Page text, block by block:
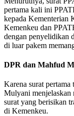
pertama kali ini
kepada Kementerian
Kemenkeu dan
dengan penyelidikan
di luar pakem
DPR dan Mahfud
Karena surat pertama
Mulyani menjelaskan
surat yang berisikan
di Kemenkeu.